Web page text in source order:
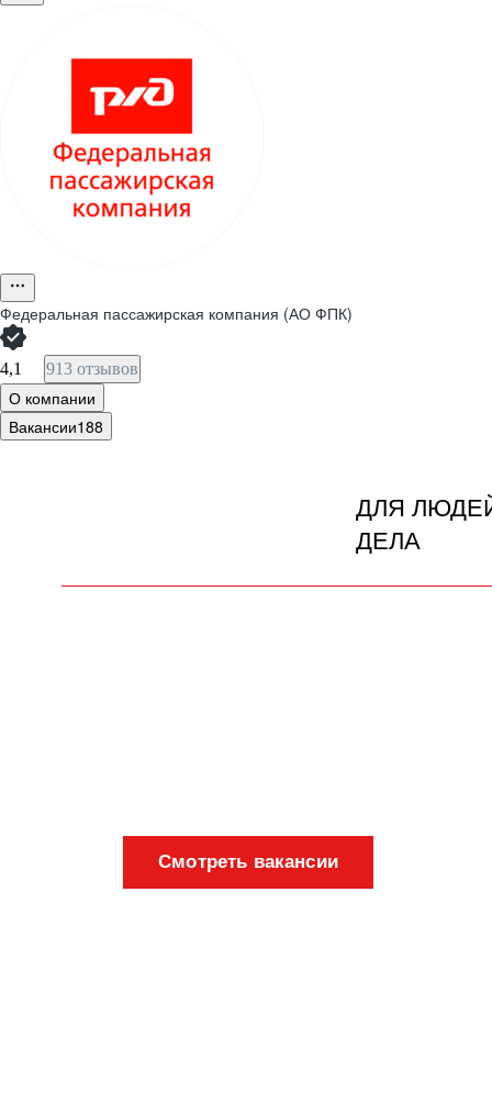
Федеральная пассажирская компания (АО ФПК)
4,1 913 отзывов
О компании
Вакансии188
ДЛЯ
ДЕЛА
Смотреть вакансии